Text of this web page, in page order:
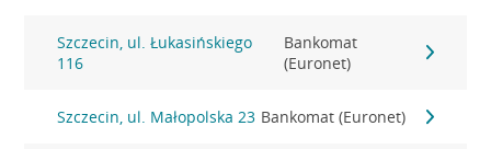
Szczecin, ul. Łukasińskiego
116
Bankomat
(Euronet)
Szczecin, ul. Małopolska 23 Bankomat (Euronet)